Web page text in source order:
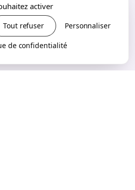
activer
Tout refuser Personnaliser
de confidentialité